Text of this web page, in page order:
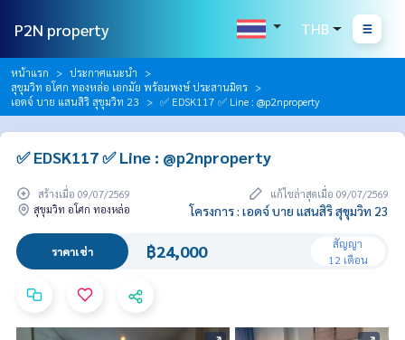
P2N property THB
หน้าแรก
ประกาศแนะนำ
สุขุมวิท อโศก ทองหล่อ เอกมัย พร้อมพงษ์ ประสานมิตร
เอดจ์ บาย แสนสิริ สุขุมวิท 23
✅ EDSK117 ✅ Line : @p2nproperty
✅ EDSK117 ✅ Line : @p2nproperty
สร้างเมื่อ 09/07/2569
แก้ไขล่าสุดเมื่อ 09/07/2569
สุขุมวิท อโศก ทองหล่อ
โครงการ : เอดจ์ บาย แสนสิริ สุขุมวิท 23
ราคาเช่า ฿24,000
สัญญา
12 เดือน